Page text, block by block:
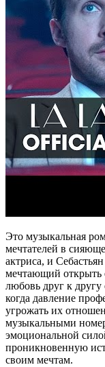
Это музыкальная
мечтателей в
актриса, и
мечтающий открыть
любовь друг к другу
когда давление
угрожать их
музыкальными
эмоциональной
проникновенную
своим мечтам.